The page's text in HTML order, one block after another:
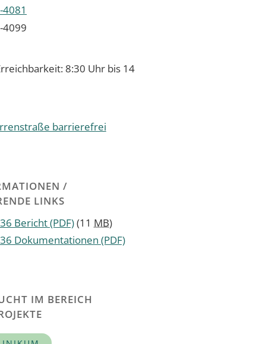
4099
8:30 Uhr bis 14
barrierefrei
/
LINKS
Bericht(PDF)(11 MB)
Dokumentationen (PDF)
IM BEREICH